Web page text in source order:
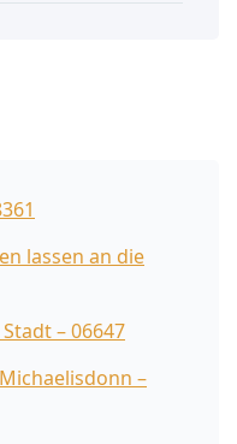
lassen an die
– 06647
–